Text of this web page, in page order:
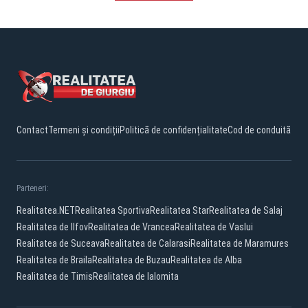
ContactTermeni și condițiiPolitică de confidențialitateCod de conduită
Parteneri:
Realitatea.NETRealitatea SportivaRealitatea StarRealitatea de Salaj
Realitatea de IlfovRealitatea de VranceaRealitatea de Vaslui
Realitatea de SuceavaRealitatea de CalarasiRealitatea de Maramures
Realitatea de BrailaRealitatea de BuzauRealitatea de Alba
Realitatea de TimisRealitatea de Ialomita